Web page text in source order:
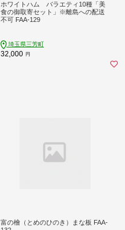
ホワイトハム バラエティ10種「美
食の御取寄セット」※離島への配送
不可 FAA-129
埼玉県三芳町
32,000 円
富の檜（とめのひのき）まな板 FAA-